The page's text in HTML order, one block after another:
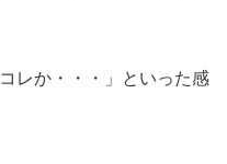
レか・・・」といった感